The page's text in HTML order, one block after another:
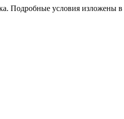
Подробные условия изложены в